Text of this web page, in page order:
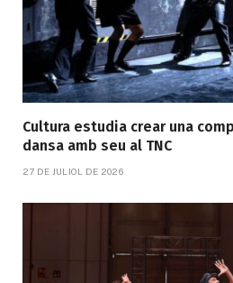
Cultura estudia crear una
dansa amb seu al TNC
27 DE JULIOL DE 2026